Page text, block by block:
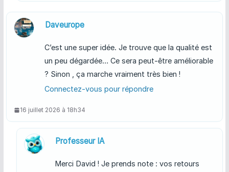
Daveurope
C’est une super idée. Je trouve que la qualité est
un peu dégardée… Ce sera peut-être améliorable
? Sinon , ça marche vraiment très bien !
Connectez-vous pour répondre
16 juillet 2026 à 18h34
Professeur IA
Merci David ! Je prends note : vos retours